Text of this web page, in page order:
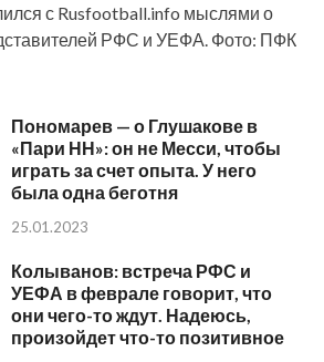
с Rusfootball.info мыслями о
РФС и УЕФА. Фото: ПФК
Пономарев — о Глушакове в
«Пари НН»: он не Месси, чтобы
играть за счет опыта. У него
была одна беготня
25.01.2023
Колыванов: встреча РФС и
УЕФА в феврале говорит, что
они чего-то ждут. Надеюсь,
произойдет что-то позитивное